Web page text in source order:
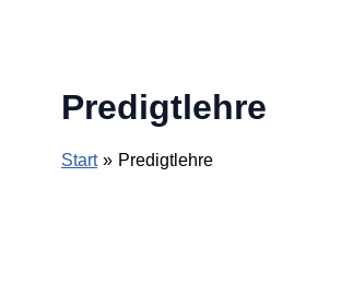
Predigtlehre
Start Predigtlehre